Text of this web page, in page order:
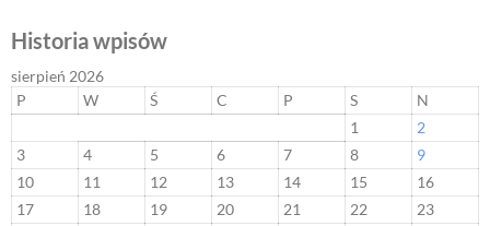
Historia wpisów
sierpień 2026
P
W Ś C P S
N
1
2
3
4 5 6 7 8
9
10
11 12 13 14 15
16
17
18 19 20 21 22
23